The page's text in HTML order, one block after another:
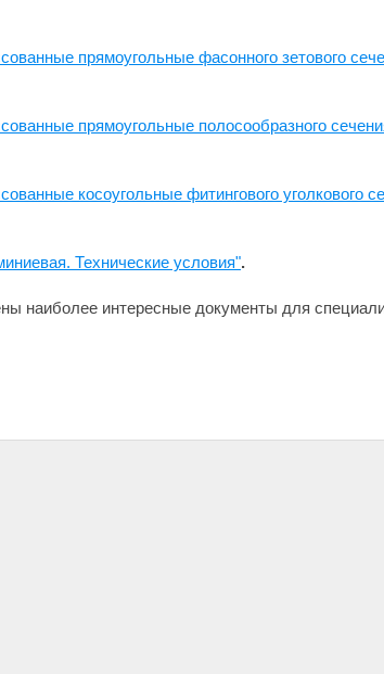
прямоугольные фасонного зетового
прямоугольные полосообразного
косоугольные фитингового уголкового
Технические условия".
наиболее интересные документы для